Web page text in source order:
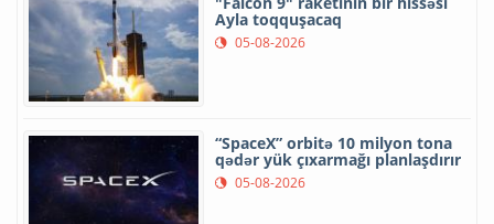
Ayla toqquşacaq
05-08-2026
“SpaceX” orbitə 10 milyon tona
qədər yük çıxarmağı planlaşdırır
05-08-2026